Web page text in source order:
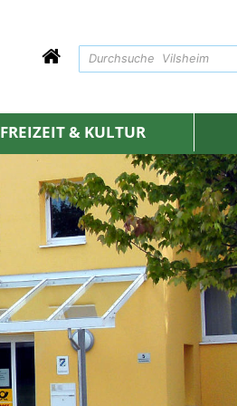
FREIZEIT & KULTUR